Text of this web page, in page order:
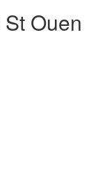
Ouen